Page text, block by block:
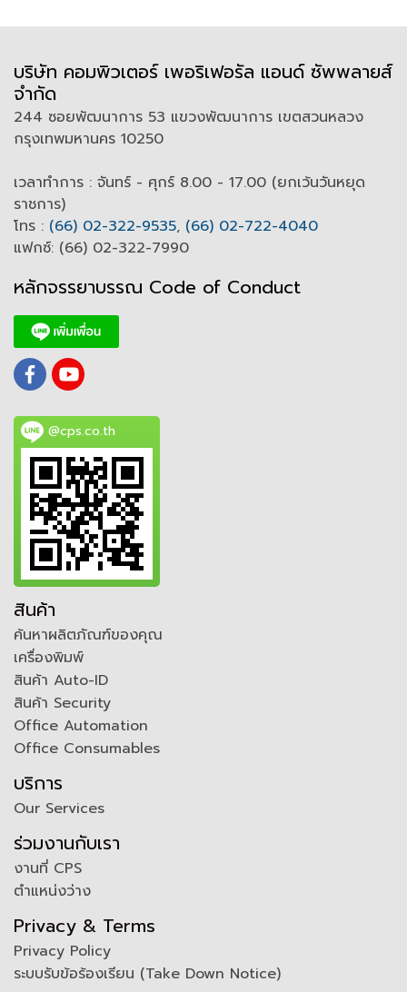
บริษัท คอมพิวเตอร์ เพอริเฟอรัล แอนด์ ซัพพลายส์
จำกัด
244 ซอยพัฒนาการ 53 แขวงพัฒนาการ เขตสวนหลวง
กรุงเทพมหานคร 10250
เวลาทำการ : จันทร์ - ศุกร์ 8.00 - 17.00 (ยกเว้นวันหยุด
ราชการ)
โทร : (66) 02-322-9535, (66) 02-722-4040
แฟกซ์: (66) 02-322-7990
หลักจรรยาบรรณ Code of Conduct
@cps.co.th
สินค้า
ค้นหาผลิตภัณฑ์ของคุณ
เครื่องพิมพ์
สินค้า Auto-ID
สินค้า Security
Office Automation
Office Consumables
บริการ
Our Services
ร่วมงานกับเรา
งานที่ CPS
ตำแหน่งว่าง
Privacy & Terms
Privacy Policy
ระบบรับข้อร้องเรียน (Take Down Notice)